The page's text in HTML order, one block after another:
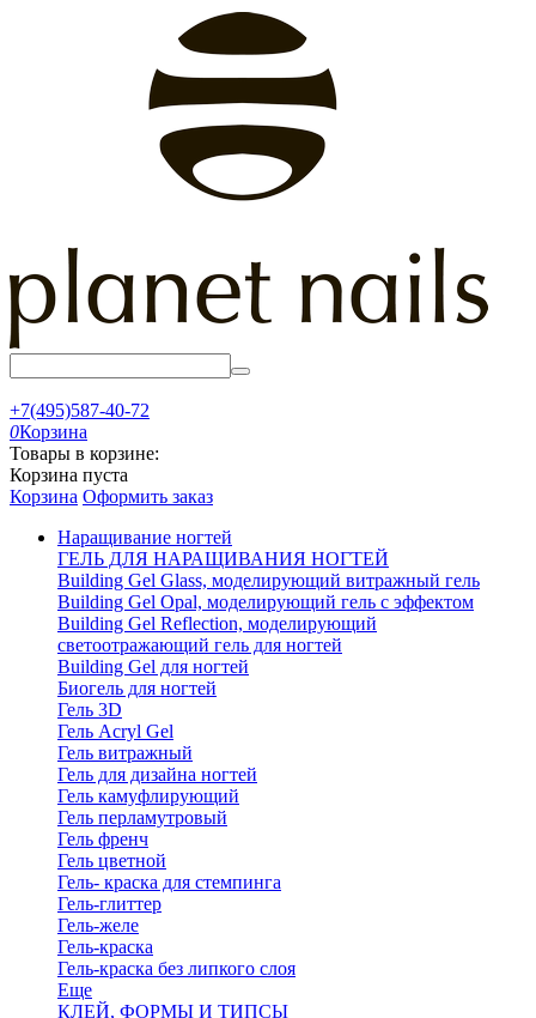
+7(495)587-40-72
0Корзина
Товары в корзине:
Корзина пуста
Корзина Оформить заказ
Наращивание ногтей
ГЕЛЬ ДЛЯ НАРАЩИВАНИЯ НОГТЕЙ
Building Gel Glass, моделирующий витражный гель
Building Gel Opal, моделирующий гель с эффектом
Building Gel Reflection, моделирующий
светоотражающий гель для ногтей
Building Gel для ногтей
Биогель для ногтей
Гель 3D
Гель Acryl Gel
Гель витражный
Гель для дизайна ногтей
Гель камуфлирующий
Гель перламутровый
Гель френч
Гель цветной
Гель- краска для стемпинга
Гель-глиттер
Гель-желе
Гель-краска
Гель-краска без липкого слоя
Еще
КЛЕЙ, ФОРМЫ И ТИПСЫ